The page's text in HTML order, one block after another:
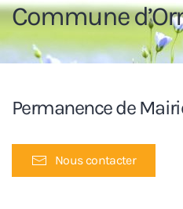
Commune
Permanence de
Nous contacter